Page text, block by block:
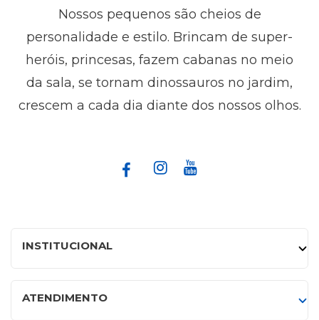
Nossos pequenos são cheios de
personalidade e estilo. Brincam de super-
heróis, princesas, fazem cabanas no meio
da sala, se tornam dinossauros no jardim,
crescem a cada dia diante dos nossos olhos.
INSTITUCIONAL
ATENDIMENTO